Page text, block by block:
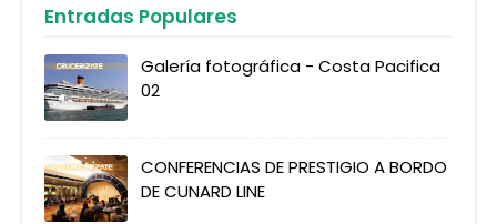
Entradas Populares
Galería fotográfica - Costa Pacifica
02
CONFERENCIAS DE PRESTIGIO A BORDO
DE CUNARD LINE